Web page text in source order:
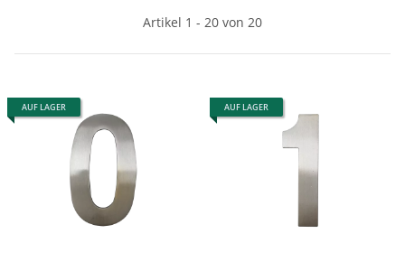
Artikel 1 - 20 von 20
AUF LAGER AUF LAGER